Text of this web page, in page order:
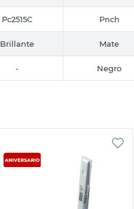
Pc2515C Pnch
Brillante Mate
- Negro